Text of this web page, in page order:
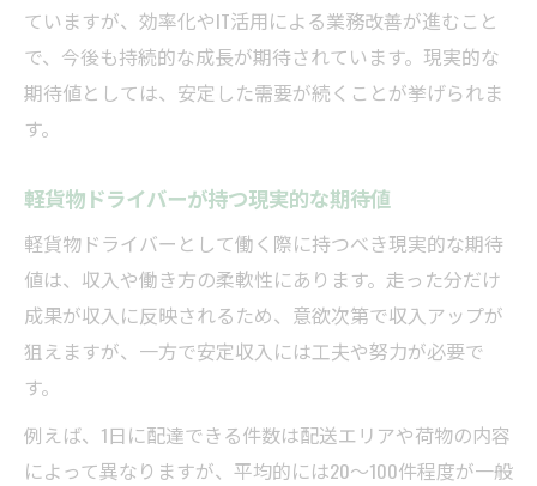
ていますが、効率化やIT活用による業務改善が進むこと
で、今後も持続的な成長が期待されています。現実的な
期待値としては、安定した需要が続くことが挙げられま
す。
軽貨物ドライバーが持つ現実的な期待値
軽貨物ドライバーとして働く際に持つべき現実的な期待
値は、収入や働き方の柔軟性にあります。走った分だけ
成果が収入に反映されるため、意欲次第で収入アップが
狙えますが、一方で安定収入には工夫や努力が必要で
す。
例えば、1日に配達できる件数は配送エリアや荷物の内容
によって異なりますが、平均的には20〜100件程度が一般